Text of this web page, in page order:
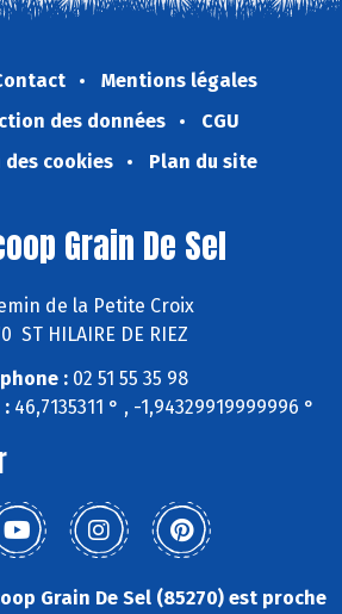
Mentions légales
des données
CGU
des cookies
Plan du site
Grain De Sel
de la Petite Croix
ST HILAIRE DE RIEZ
: 02 51 55 35 98
: 46,7135311 ° , -1,94329919999996 °
Grain De Sel (85270) est proche